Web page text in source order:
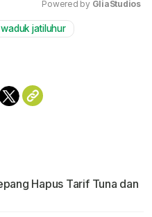
Powered by GliaStudios
jatiluhur
Hapus Tarif Tuna dan